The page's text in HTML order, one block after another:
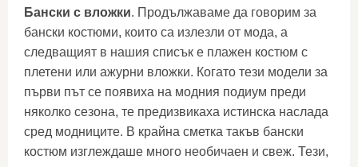
Бански с вложки. Продължаваме да говорим за
бански костюми, които са излезли от мода, а
следващият в нашия списък е плажен костюм с
плетени или ажурни вложки. Когато тези модели за
първи път се появиха на модния подиум преди
няколко сезона, те предизвикаха истинска наслада
сред модниците. В крайна сметка такъв бански
костюм изглеждаше много необичаен и свеж. Тези,